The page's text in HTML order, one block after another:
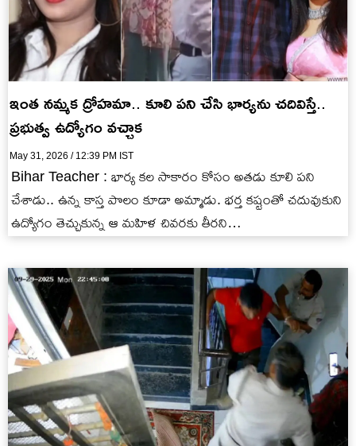
ఇంత నమ్మక ద్రోహమా.. కూలి పని చేసి భార్యను చదివిస్తే..
ప్రభుత్వ ఉద్యోగం వచ్చాక
May 31, 2026 / 12:39 PM IST
Bihar Teacher : భార్య కల సాకారం కోసం అతడు కూలి పని
చేశాడు.. ఉన్న కాస్త పొలం కూడా అమ్మాడు. భర్త కష్టంతో చదువుకుని
ఉద్యోగం తెచ్చుకున్న ఆ మహిళ చివరకు తీరని…